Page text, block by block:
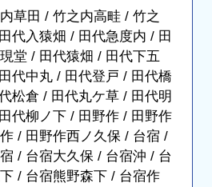
草田 / 竹之内高畦 / 竹之
代入猿畑 / 田代急度内 / 田
堂 / 田代猿畑 / 田代下五
代中丸 / 田代登戸 / 田代橋
松倉 / 田代丸ケ草 / 田代明
代柳ノ下 / 田野作 / 田野作
/ 田野作西ノ久保 / 台宿 /
/ 台宿大久保 / 台宿沖 / 台
/ 台宿熊野森下 / 台宿作